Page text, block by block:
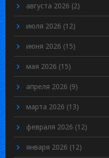
августа 2026 (2)
июля 2026 (12)
июня 2026 (15)
мая 2026 (15)
апреля 2026 (9)
марта 2026 (13)
февраля 2026 (12)
января 2026 (12)